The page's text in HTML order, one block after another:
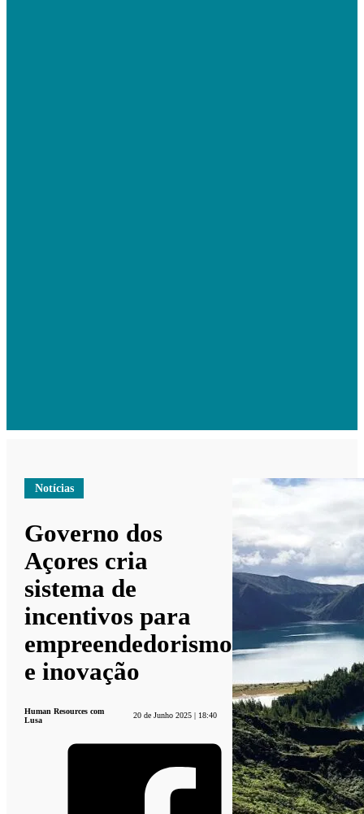
Notícias
Governo dos
Açores cria
sistema de
incentivos para
empreendedorismo
e inovação
Human Resources com
Lusa
20 de Junho 2025 | 18:40